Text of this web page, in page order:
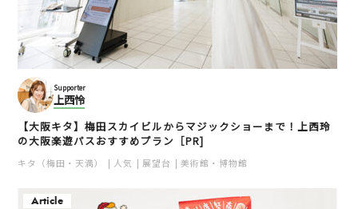
Supporter
上西怜
【大阪キタ】梅田スカイビルからマジックショーまで！上西玲
の大阪楽遊パスおすすめプラン［PR]
キタ（梅田・天満） 人気 展望台 美術館・博物館
Article